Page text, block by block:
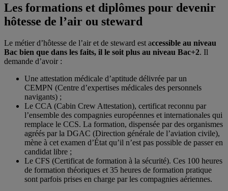
Les formations et diplômes pour devenir
hôtesse de l’air ou steward
Le métier d’hôtesse de l’air et de steward est accessible au niveau
Bac bien que dans les faits, il le soit plus au niveau Bac+2. Il
demande d’avoir :
Une attestation médicale d’aptitude délivrée par un
CEMPN (Centre d’expertises médicales des personnels
navigants) ;
Le CCA (Cabin Crew Attestation), certificat reconnu par
l’ensemble des compagnies européennes et internationales qui
remplace le CCS. La formation, dispensée par des organismes
agréés par la DGAC (Direction générale de l’aviation civile),
mène à cet examen d’État qu’il n’est pas possible de passer en
candidat libre ;
Le CFS (Certificat de formation à la sécurité). Ces 100 heures
de formation théoriques et 35 heures de formation pratique
sont parfois prises en charge par les compagnies aériennes.